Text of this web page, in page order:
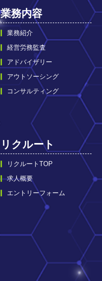
業務内容
業務紹介
経営労務監査
アドバイザリー
アウトソーシング
コンサルティング
リクルート
リクルートTOP
求人概要
エントリーフォーム